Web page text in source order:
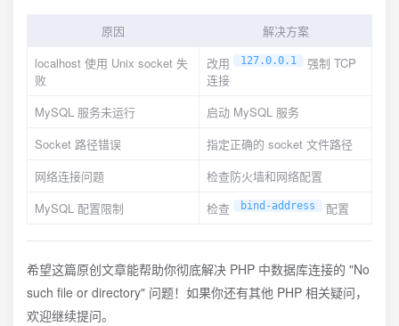
原因
解决方案
localhost 使用 Unix socket 失
败
改用 127.0.0.1
强制 TCP
连接
MySQL 服务未运行
启动 MySQL 服务
Socket 路径错误
指定正确的 socket 文件路径
网络连接问题
检查防火墙和网络配置
MySQL 配置限制
检查 bind-address 配置
希望这篇原创文章能帮助你彻底解决 PHP 中数据库连接的 "No
such file or directory" 问题！如果你还有其他 PHP 相关疑问，
欢迎继续提问。